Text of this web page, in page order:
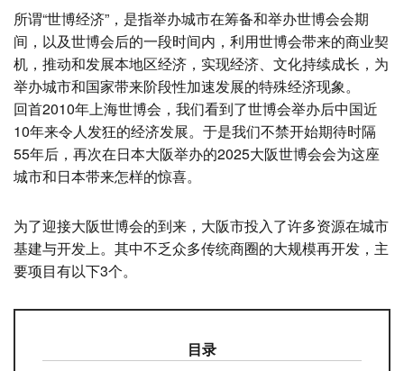
所谓“世博经济”，是指举办城市在筹备和举办世博会会期
间，以及世博会后的一段时间内，利用世博会带来的商业契
机，推动和发展本地区经济，实现经济、文化持续成长，为
举办城市和国家带来阶段性加速发展的特殊经济现象。
回首2010年上海世博会，我们看到了世博会举办后中国近
10年来令人发狂的经济发展。于是我们不禁开始期待时隔
55年后，再次在日本大阪举办的2025大阪世博会会为这座
城市和日本带来怎样的惊喜。
为了迎接大阪世博会的到来，大阪市投入了许多资源在城市
基建与开发上。其中不乏众多传统商圈的大规模再开发，主
要项目有以下3个。
目录